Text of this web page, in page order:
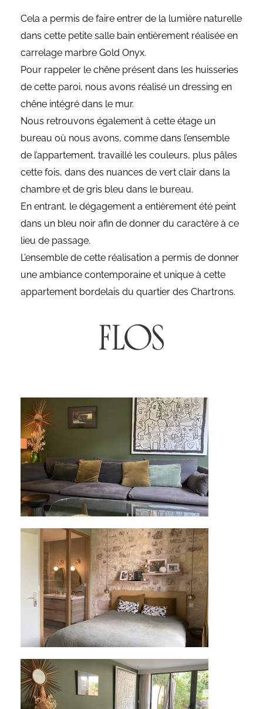
Cela a permis de faire entrer de la lumière naturelle
dans cette petite salle bain entièrement réalisée en
carrelage marbre Gold Onyx.
Pour rappeler le chêne présent dans les huisseries
de cette paroi, nous avons réalisé un dressing en
chêne intégré dans le mur.
Nous retrouvons également à cette étage un
bureau où nous avons, comme dans l’ensemble
de l’appartement, travaillé les couleurs, plus pâles
cette fois, dans des nuances de vert clair dans la
chambre et de gris bleu dans le bureau.
En entrant, le dégagement a entièrement été peint
dans un bleu noir afin de donner du caractère à ce
lieu de passage.
L’ensemble de cette réalisation a permis de donner
une ambiance contemporaine et unique à cette
appartement bordelais du quartier des Chartrons.